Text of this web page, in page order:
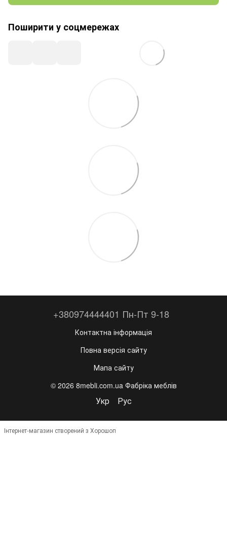
Поширити у соцмережах
+380974444401 Пн-Пт 9-18
Контактна інформація
Повна версія сайту
Мапа сайту
© 2026 8mebli.com.ua Фабріка меблів
Укр Рус
Інтернет-магазин створений з Хорошоп